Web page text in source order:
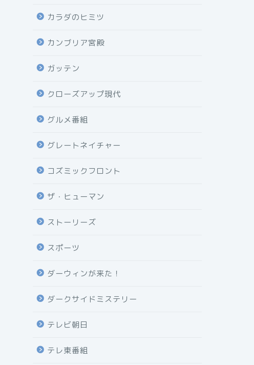
カラダのヒミツ
カンブリア宮殿
ガッテン
クローズアップ現代
グルメ番組
グレートネイチャー
コズミックフロント
ザ・ヒューマン
ストーリーズ
スポーツ
ダーウィンが来た！
ダークサイドミステリー
テレビ朝日
テレ東番組